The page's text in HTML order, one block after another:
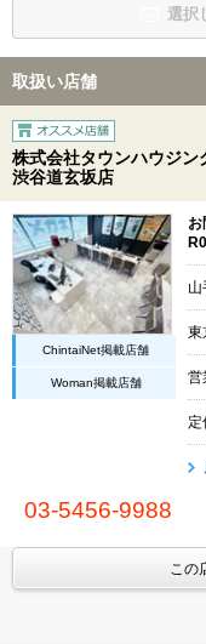
選択
取扱い店舗
株式会社タウンハウジン
渋谷道玄坂店
ChintaiNet掲載店舗
Woman掲載店舗
お
山
東
営
定
03-5456-9988
この